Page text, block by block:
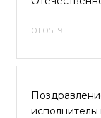
01.05.19